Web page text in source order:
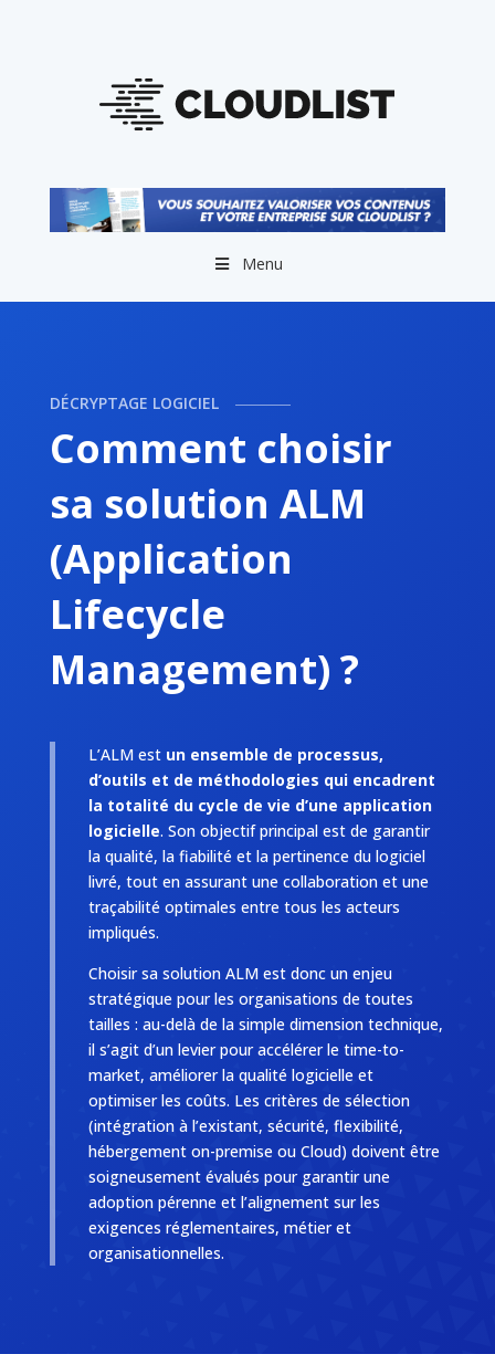
Menu
DÉCRYPTAGE LOGICIEL
Comment choisir
sa solution ALM
(Application
Lifecycle
Management) ?
L’ALM est un ensemble de processus,
d’outils et de méthodologies qui encadrent
la totalité du cycle de vie d’une application
logicielle. Son objectif principal est de garantir
la qualité, la fiabilité et la pertinence du logiciel
livré, tout en assurant une collaboration et une
traçabilité optimales entre tous les acteurs
impliqués.
Choisir sa solution ALM est donc un enjeu
stratégique pour les organisations de toutes
tailles : au-delà de la simple dimension technique,
il s’agit d’un levier pour accélérer le time-to-
market, améliorer la qualité logicielle et
optimiser les coûts. Les critères de sélection
(intégration à l’existant, sécurité, flexibilité,
hébergement on-premise ou Cloud) doivent être
soigneusement évalués pour garantir une
adoption pérenne et l’alignement sur les
exigences réglementaires, métier et
organisationnelles.